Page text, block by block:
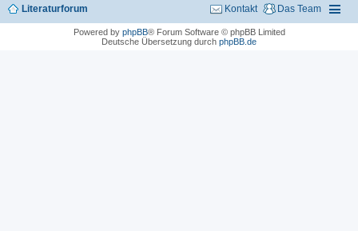
Literaturforum Das Team
Kontakt
Powered by phpBB® Forum Software © phpBB Limited
Deutsche Übersetzung durch phpBB.de